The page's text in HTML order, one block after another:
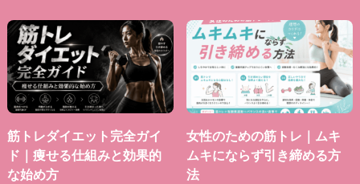
筋トレダイエット完全ガイ
ド｜痩せる仕組みと効果的
な始め方
女性のための筋トレ｜ムキ
ムキにならず引き締める方
法